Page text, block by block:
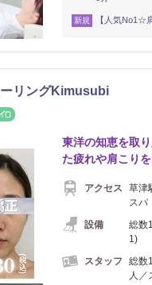
新規 【人気No1☆
リングKimusubi
東洋の知恵を取
た疲れや肩こり
アクセス
草津
ス
設備
総数
1)
スタッフ
総数
人／